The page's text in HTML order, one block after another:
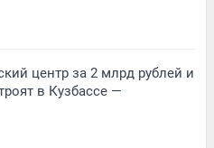
центр за 2 млрд рублей и
в Кузбассе —